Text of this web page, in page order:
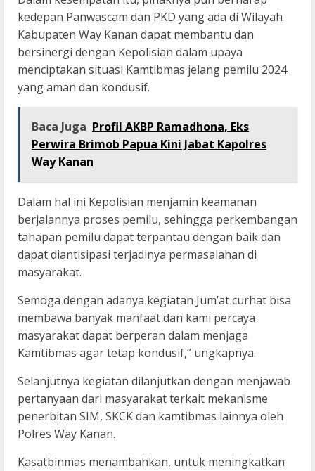
kedepan Panwascam dan PKD yang ada di Wilayah
Kabupaten Way Kanan dapat membantu dan
bersinergi dengan Kepolisian dalam upaya
menciptakan situasi Kamtibmas jelang pemilu 2024
yang aman dan kondusif.
Baca Juga Profil AKBP Ramadhona, Eks
Perwira Brimob Papua Kini Jabat Kapolres
Way Kanan
Dalam hal ini Kepolisian menjamin keamanan
berjalannya proses pemilu, sehingga perkembangan
tahapan pemilu dapat terpantau dengan baik dan
dapat diantisipasi terjadinya permasalahan di
masyarakat.
Semoga dengan adanya kegiatan Jum’at curhat bisa
membawa banyak manfaat dan kami percaya
masyarakat dapat berperan dalam menjaga
Kamtibmas agar tetap kondusif,” ungkapnya.
Selanjutnya kegiatan dilanjutkan dengan menjawab
pertanyaan dari masyarakat terkait mekanisme
penerbitan SIM, SKCK dan kamtibmas lainnya oleh
Polres Way Kanan.
Kasatbinmas menambahkan, untuk meningkatkan